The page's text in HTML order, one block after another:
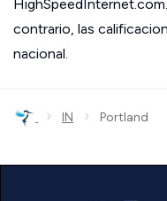
contrario, las
nacional.
› IN › Portland